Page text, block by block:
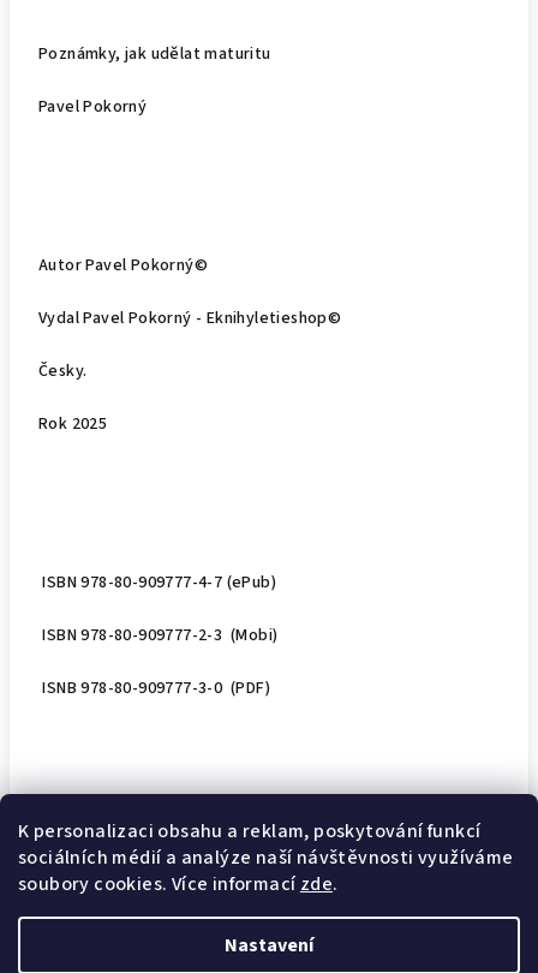
K personalizaci obsahu a reklam, poskytování funkcí
sociálních médií a analýze naší návštěvnosti využíváme
soubory cookies. Více informacízde.
Nastavení
Poznámky, jak udělat maturitu
Pavel Pokorný
Autor Pavel Pokorný©
Vydal Pavel Pokorný - Eknihyletieshop©
Česky.
Rok 2025
ISBN 978-80-909777-4-7 (ePub)
ISBN 978-80-909777-2-3 (Mobi)
ISNB 978-80-909777-3-0 (PDF)